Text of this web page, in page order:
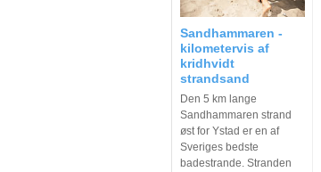
Sandhammaren -
kilometervis af
kridhvidt
strandsand
Den 5 km lange
Sandhammaren strand
øst for Ystad er en af
Sveriges bedste
badestrande. Stranden